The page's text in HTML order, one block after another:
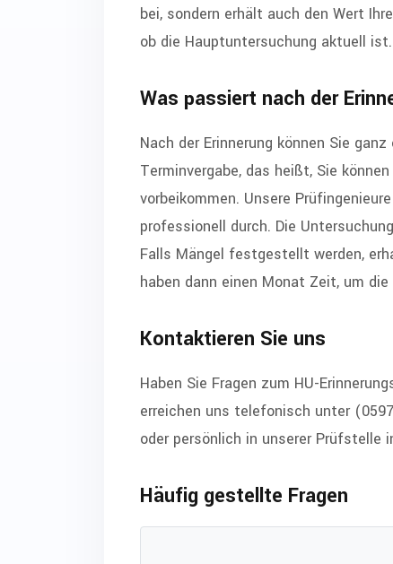
bei, sondern erhält auch den Wert
ob die Hauptuntersuchung aktuell ist.
Was passiert nach der
Nach der Erinnerung können Sie
Terminvergabe, das heißt, Sie
vorbeikommen. Unsere
professionell durch. Die
Falls Mängel festgestellt werden,
haben dann einen Monat Zeit, um
Kontaktieren Sie uns
Haben Sie Fragen zum HU-
erreichen uns telefonisch unter
oder persönlich in unserer Prüfstelle
Häufig gestellte Fragen